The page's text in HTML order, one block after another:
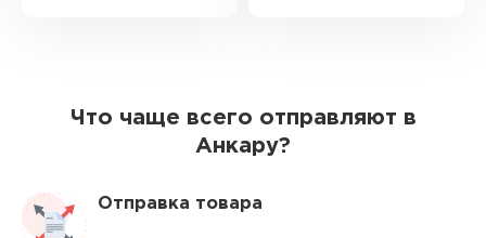
Что чаще всего отправляют в
Анкару?
Отправка товара